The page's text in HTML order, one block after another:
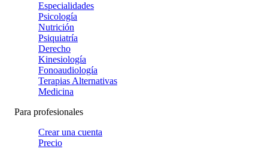
Especialidades
Psicología
Nutrición
Psiquiatría
Derecho
Kinesiología
Fonoaudiología
Terapias Alternativas
Medicina
Para profesionales
Crear una cuenta
Precio